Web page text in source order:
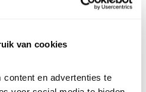
van cookies
en advertenties te
gereguleerd.
Laat het ons weten in de